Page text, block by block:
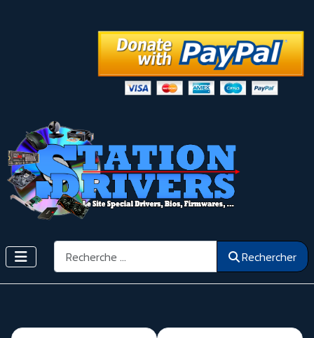
Rechercher Rechercher